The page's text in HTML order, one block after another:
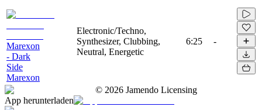
Marexon
- Dark
Side
Marexon
Electronic/Techno,
Synthesizer, Clubbing,
Neutral, Energetic
6:25 -
© 2026 Jamendo Licensing
App herunterladen